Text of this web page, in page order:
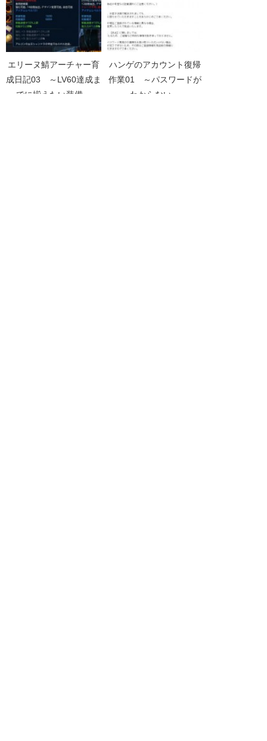
エリーヌ鯖アーチャー育
成日記03 ～LV60達成ま
でに揃えたい装備～
ハンゲのアカウント復帰
作業01 ～パスワードが
わからない～